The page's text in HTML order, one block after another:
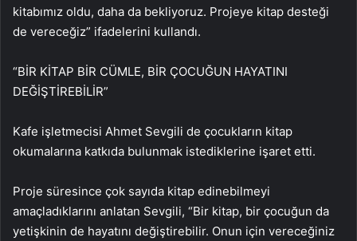
kitabımız oldu, daha da bekliyoruz. Projeye kitap desteği
de vereceğiz” ifadelerini kullandı.
“BİR KİTAP BİR CÜMLE, BİR ÇOCUĞUN HAYATINI
DEĞİŞTİREBİLİR”
Kafe işletmecisi Ahmet Sevgili de çocukların kitap
okumalarına katkıda bulunmak istediklerine işaret etti.
Proje süresince çok sayıda kitap edinebilmeyi
amaçladıklarını anlatan Sevgili, “Bir kitap, bir çocuğun da
yetişkinin de hayatını değiştirebilir. Onun için vereceğiniz